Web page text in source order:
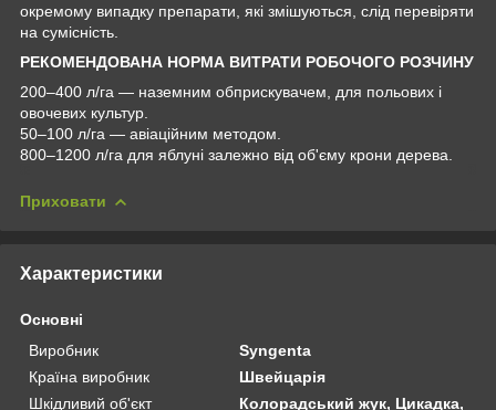
окремому випадку препарати, які змішуються, слід перевіряти
на сумісність.
РЕКОМЕНДОВАНА НОРМА ВИТРАТИ РОБОЧОГО РОЗЧИНУ
200–400 л/га — наземним обприскувачем, для польових і
овочевих культур.
50–100 л/га — авіаційним методом.
800–1200 л/га для яблуні залежно від об'єму крони дерева.
Приховати
Характеристики
Основні
Виробник
Syngenta
Країна виробник
Швейцарія
Шкідливий об'єкт
Колорадський жук, Цикадка,